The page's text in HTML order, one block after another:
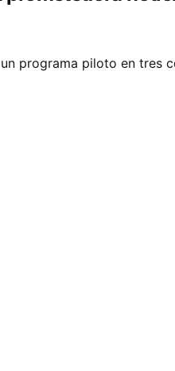
programa piloto en tres